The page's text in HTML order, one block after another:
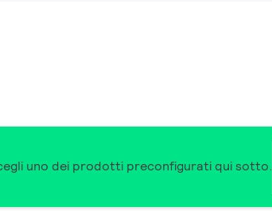
uno dei prodotti preconfigurati qui sotto.